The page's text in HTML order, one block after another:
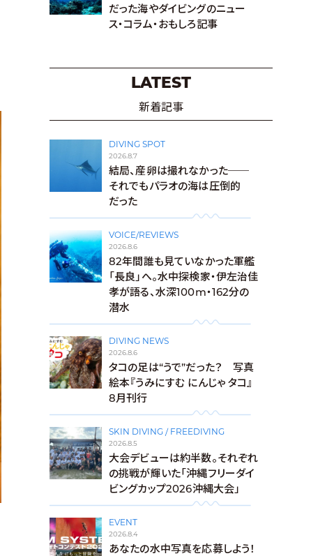
だった海やダイビングのニュー
ス・コラム・おもしろ記事
LATEST
新着記事
DIVING SPOT
2026.8.7
結局、産卵は撮れなかった──
それでもパラオの海は圧倒的
だった
VOICE/REVIEWS
2026.8.6
82年間誰も見ていなかった軍艦
「長良」へ。水中探検家・伊左治佳
孝が語る、水深100m・162分の
潜水
DIVING NEWS
2026.8.6
タコの足は“うで”だった？ 写真
絵本『うみにすむ にんじゃ タコ』
8月刊行
SKIN DIVING / FREEDIVING
2026.8.5
大会デビューは約半数。それぞれ
の挑戦が輝いた「沖縄フリーダイ
ビングカップ2026沖縄大会」
EVENT
2026.8.4
あなたの水中写真を応募しよう！